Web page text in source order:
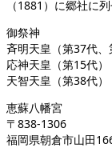
（1881）に郷社に
御祭神
斉明天皇（第37代、
応神天皇（第15代）
天智天皇（第38代）
恵蘇八幡宮
〒838-1306
福岡県朝倉市山田